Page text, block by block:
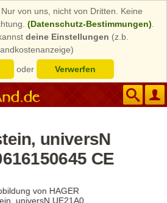
von uns, nicht von Dritten. Keine
(Datenschutz-Bestimmungen)
deine Einstellungen (z.b.
oder Verwerfen
universN
CE